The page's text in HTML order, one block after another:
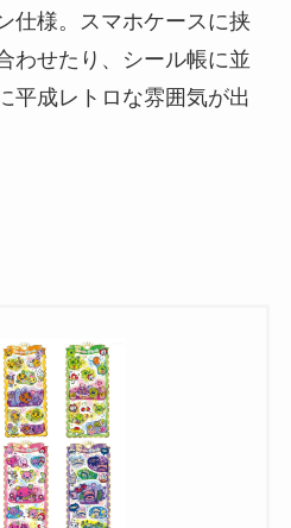
仕様。スマホケースに挟
わせたり、シール帳に並
平成レトロな雰囲気が出